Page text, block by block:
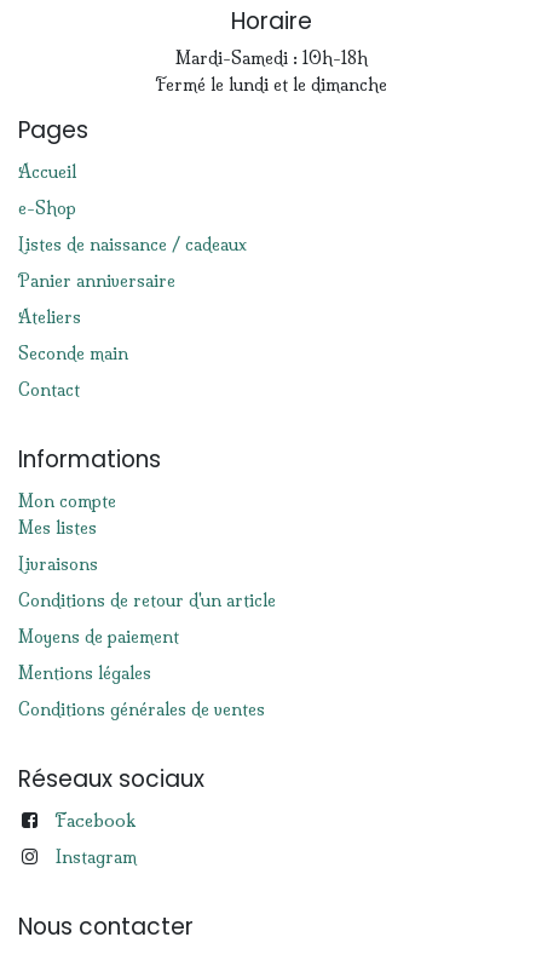
Horaire
Mardi-Samedi : 10h-18h
Fermé le lundi et le dimanche
Pages
Accueil
e-Shop
Listes de naissance / cadeaux
Panier anniversaire
Ateliers
Seconde main
Contact
Informations
Mon compte
Mes listes
Livraisons
Conditions de retour d'un article
Moyens de paiement
Mentions légales
Conditions générales de ventes
Réseaux sociaux
Facebook
Instagram
Nous contacter